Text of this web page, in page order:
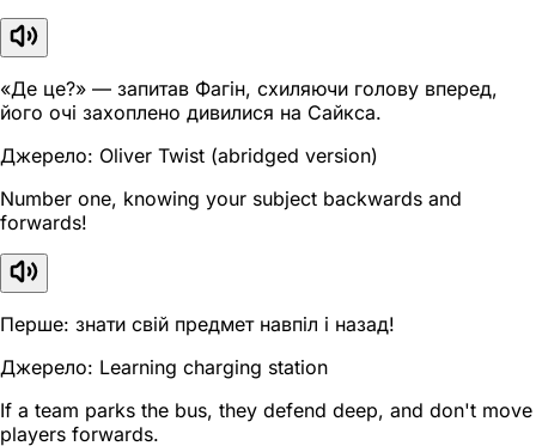
«Де це?» — запитав Фагін, схиляючи голову вперед,
його очі захоплено дивилися на Сайкса.
Джерело: Oliver Twist (abridged version)
Number one, knowing your subject backwards and
forwards!
Перше: знати свій предмет навпіл і назад!
Джерело: Learning charging station
If a team parks the bus, they defend deep, and don't move
players forwards.